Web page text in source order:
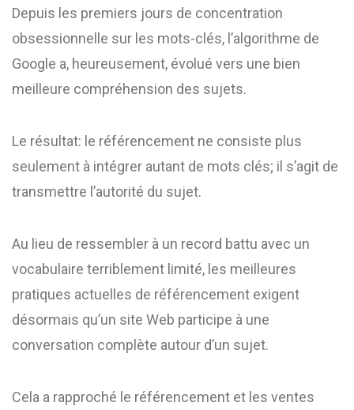
Depuis les premiers jours de concentration
obsessionnelle sur les mots-clés, l’algorithme de
Google a, heureusement, évolué vers une bien
meilleure compréhension des sujets.
Le résultat: le référencement ne consiste plus
seulement à intégrer autant de mots clés; il s’agit de
transmettre l’autorité du sujet.
Au lieu de ressembler à un record battu avec un
vocabulaire terriblement limité, les meilleures
pratiques actuelles de référencement exigent
désormais qu’un site Web participe à une
conversation complète autour d’un sujet.
Cela a rapproché le référencement et les ventes